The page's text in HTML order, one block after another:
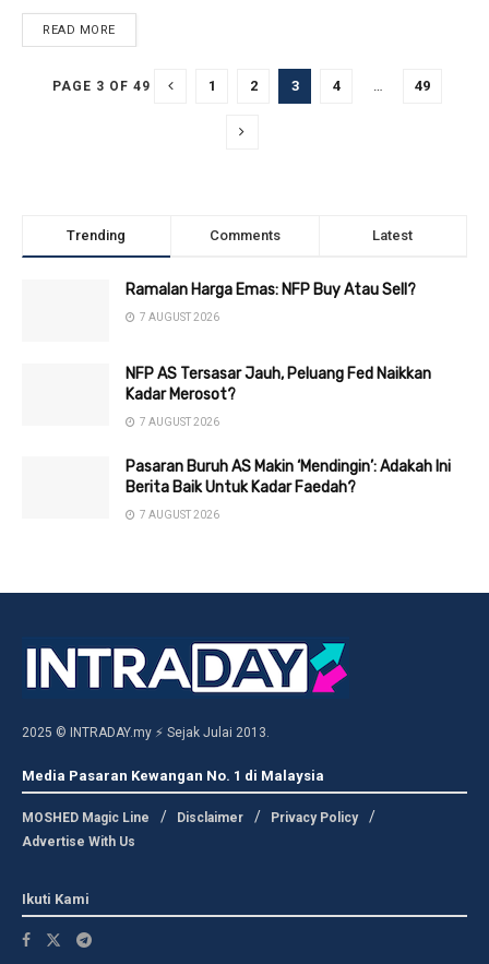
READ MORE
PAGE 3 OF 49 1 2 3 4 … 49
Trending Comments Latest
Ramalan Harga Emas: NFP Buy Atau Sell?
7 AUGUST 2026
NFP AS Tersasar Jauh, Peluang Fed Naikkan
Kadar Merosot?
7 AUGUST 2026
Pasaran Buruh AS Makin ‘Mendingin’: Adakah Ini
Berita Baik Untuk Kadar Faedah?
7 AUGUST 2026
2025 © INTRADAY.my ⚡ Sejak Julai 2013.
Media Pasaran Kewangan No. 1 di Malaysia
MOSHED Magic Line Disclaimer
Privacy Policy
Advertise With Us
Ikuti Kami